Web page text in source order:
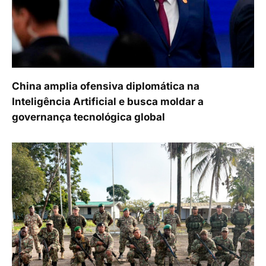
China amplia ofensiva diplomática na
Inteligência Artificial e busca moldar a
governança tecnológica global